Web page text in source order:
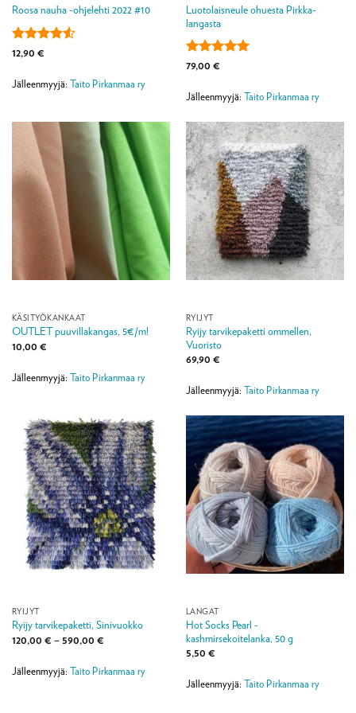
Roosa nauha -ohjelehti 2022 #10
Arvostelu
4.5
12,90 €
Jälleenmyyjä: Taito Pirkanmaa ry
Luotolaisneule ohuesta Pirkka-
langasta
Arvostelu
/ 5
79,00 €
Jälleenmyyjä: Taito Pirkanmaa ry
KÄSITYÖKANKAAT
OUTLET puuvillakangas, 5€/m!
10,00 €
Jälleenmyyjä: Taito Pirkanmaa ry
RYIJYT
Ryijy tarvikepaketti ommellen,
Vuoristo
69,90 €
Jälleenmyyjä: Taito Pirkanmaa ry
RYIJYT
Ryijy tarvikepaketti, Sinivuokko
120,00 € – 590,00 €Hintaluokka:
590,00 €
Jälleenmyyjä: Taito Pirkanmaa ry
LANGAT
Hot Socks Pearl -
kashmirsekoitelanka, 50 g
5,50 €
Jälleenmyyjä: Taito Pirkanmaa ry